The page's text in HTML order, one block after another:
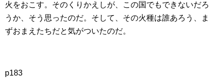
火をおこす。そのくりかえしが、この国でもできないだろ
うか、そう思ったのだ。そして、その火種は誰あろう、ま
ずおまえたちだと気がついたのだ。
p183